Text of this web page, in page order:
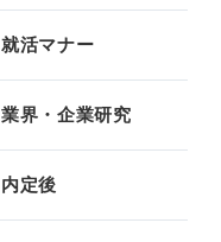
就活マナー
業界・企業研究
内定後